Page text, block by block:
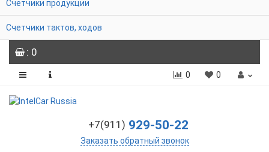
Счетчики продукции
Счетчики тактов, ходов
: 0
0 0
+7(911) 929-50-22
Заказать обратный звонок